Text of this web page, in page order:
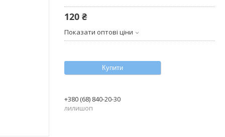
120 ₴
Показати оптові ціни
Купити
+380 (68) 840-20-30
лилишоп